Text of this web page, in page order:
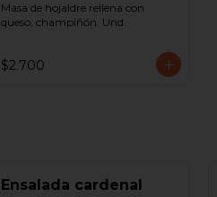
Masa de hojaldre rellena con
queso, champiñón. Und.
$2.700
Ensalada cardenal